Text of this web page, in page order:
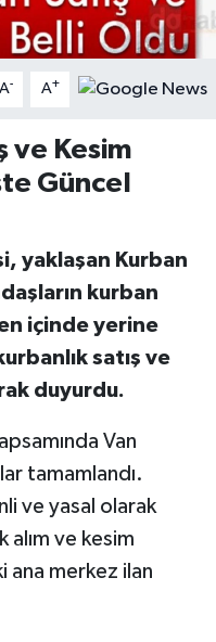
A- A+
ve Kesim
Güncel
yaklaşan Kurban
kurban
içinde yerine
satış ve
duyurdu.
Van
tamamlandı.
ve yasal olarak
alım ve kesim
ana merkez ilan